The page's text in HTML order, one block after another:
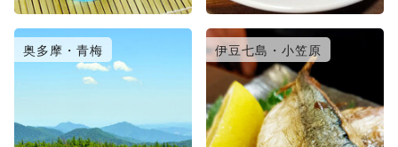
奥多摩・青梅 伊豆七島・小笠原